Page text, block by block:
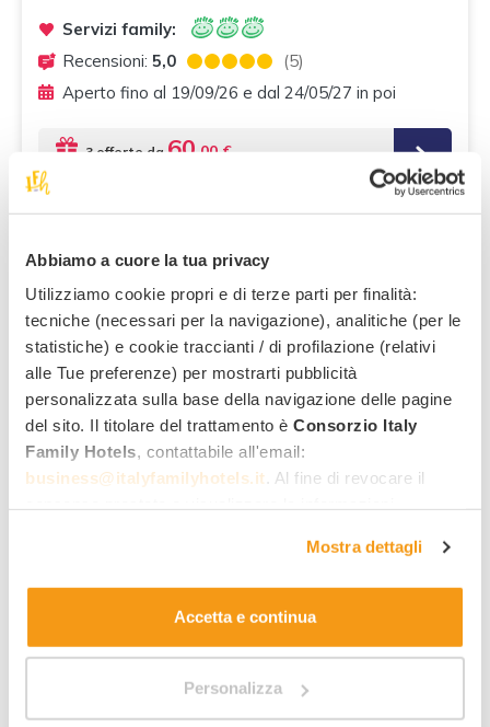
Abbiamo a cuore la tua privacy
Utilizziamo cookie propri e di terze parti per finalità:
tecniche (necessari per la navigazione), analitiche (per le
statistiche) e cookie traccianti / di profilazione (relativi
alle Tue preferenze) per mostrarti pubblicità
personalizzata sulla base della navigazione delle pagine
del sito. Il titolare del trattamento è Consorzio Italy
Family Hotels, contattabile all'email:
business@italyfamilyhotels.it . Al fine di revocare il
. Allo stesso link trovi la nostra informativa
estesa sui cookie.
Mostra dettagli
Accetta e continua
Personalizza
Servizi family:
Recensioni: 5,0
(5)
Aperto fino al 19/09/26 e dal 24/05/27 in poi
3 offerte da 60 ,00 €
3 offerte da 60,00 €
Alla scoperta di Alba
Adriatica